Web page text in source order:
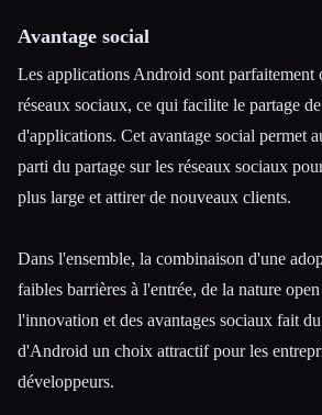
Avantage social
Les applications Android sont parfaitement
réseaux sociaux, ce qui facilite le partage
d'applications. Cet avantage social permet
parti du partage sur les réseaux sociaux
plus large et attirer de nouveaux clients.
Dans l'ensemble, la combinaison d'une
faibles barrières à l'entrée, de la nature
l'innovation et des avantages sociaux fait
d'Android un choix attractif pour les
développeurs.